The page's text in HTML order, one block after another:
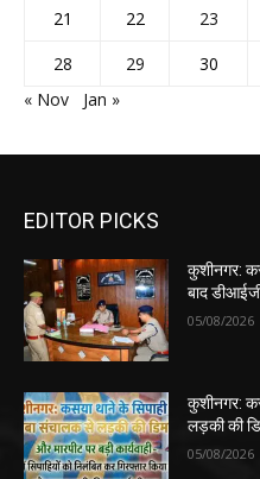
21
22 23
28
29 30
« Nov
Jan »
EDITOR PICKS
कुशीनगर:
बाद
05/08/2026
कुशीनगर:
लड़की की
05/08/2026